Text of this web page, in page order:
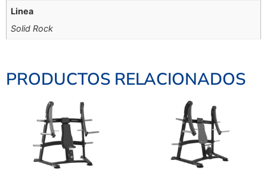
Linea
Solid Rock
PRODUCTOS RELACIONADOS